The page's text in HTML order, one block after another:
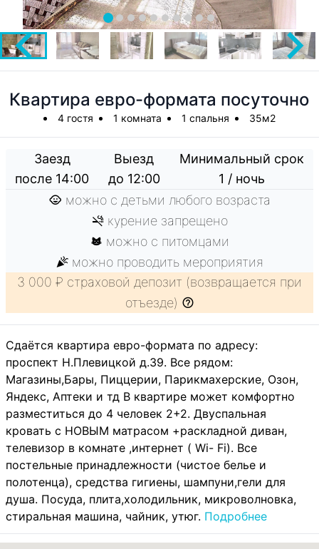
Квартира евро-формата посуточно
4 гостя 1 комната 1 спальня 35м2
Заезд
после 14:00
Выезд
до 12:00
Минимальный срок
1 / ночь
можно с детьми любого возраста
курение запрещено
можно с питомцами
можно проводить мероприятия
3 000 ₽ страховой депозит (возвращается при
отъезде)
Cдaётcя квартиpа евро-формата пo адpecу:
проспект Н.Плевицкой д.39. Все рядом:
Магазины,Бары, Пиццерии, Парикмахерские, Озон,
Яндекс, Аптеки и тд В квартире может комфортно
разместиться до 4 человек 2+2. Двуспальная
кровать с НОВЫМ матрасом +раскладной диван,
телевизор в комнате ,интернет ( Wi- Fi). Все
постельные принадлежности (чистое белье и
полотенца), средства гигиены, шампуни,гели для
душа. Посуда, плита,холодильник, микроволновка,
стиральная машина, чайник, утюг. Подробнее